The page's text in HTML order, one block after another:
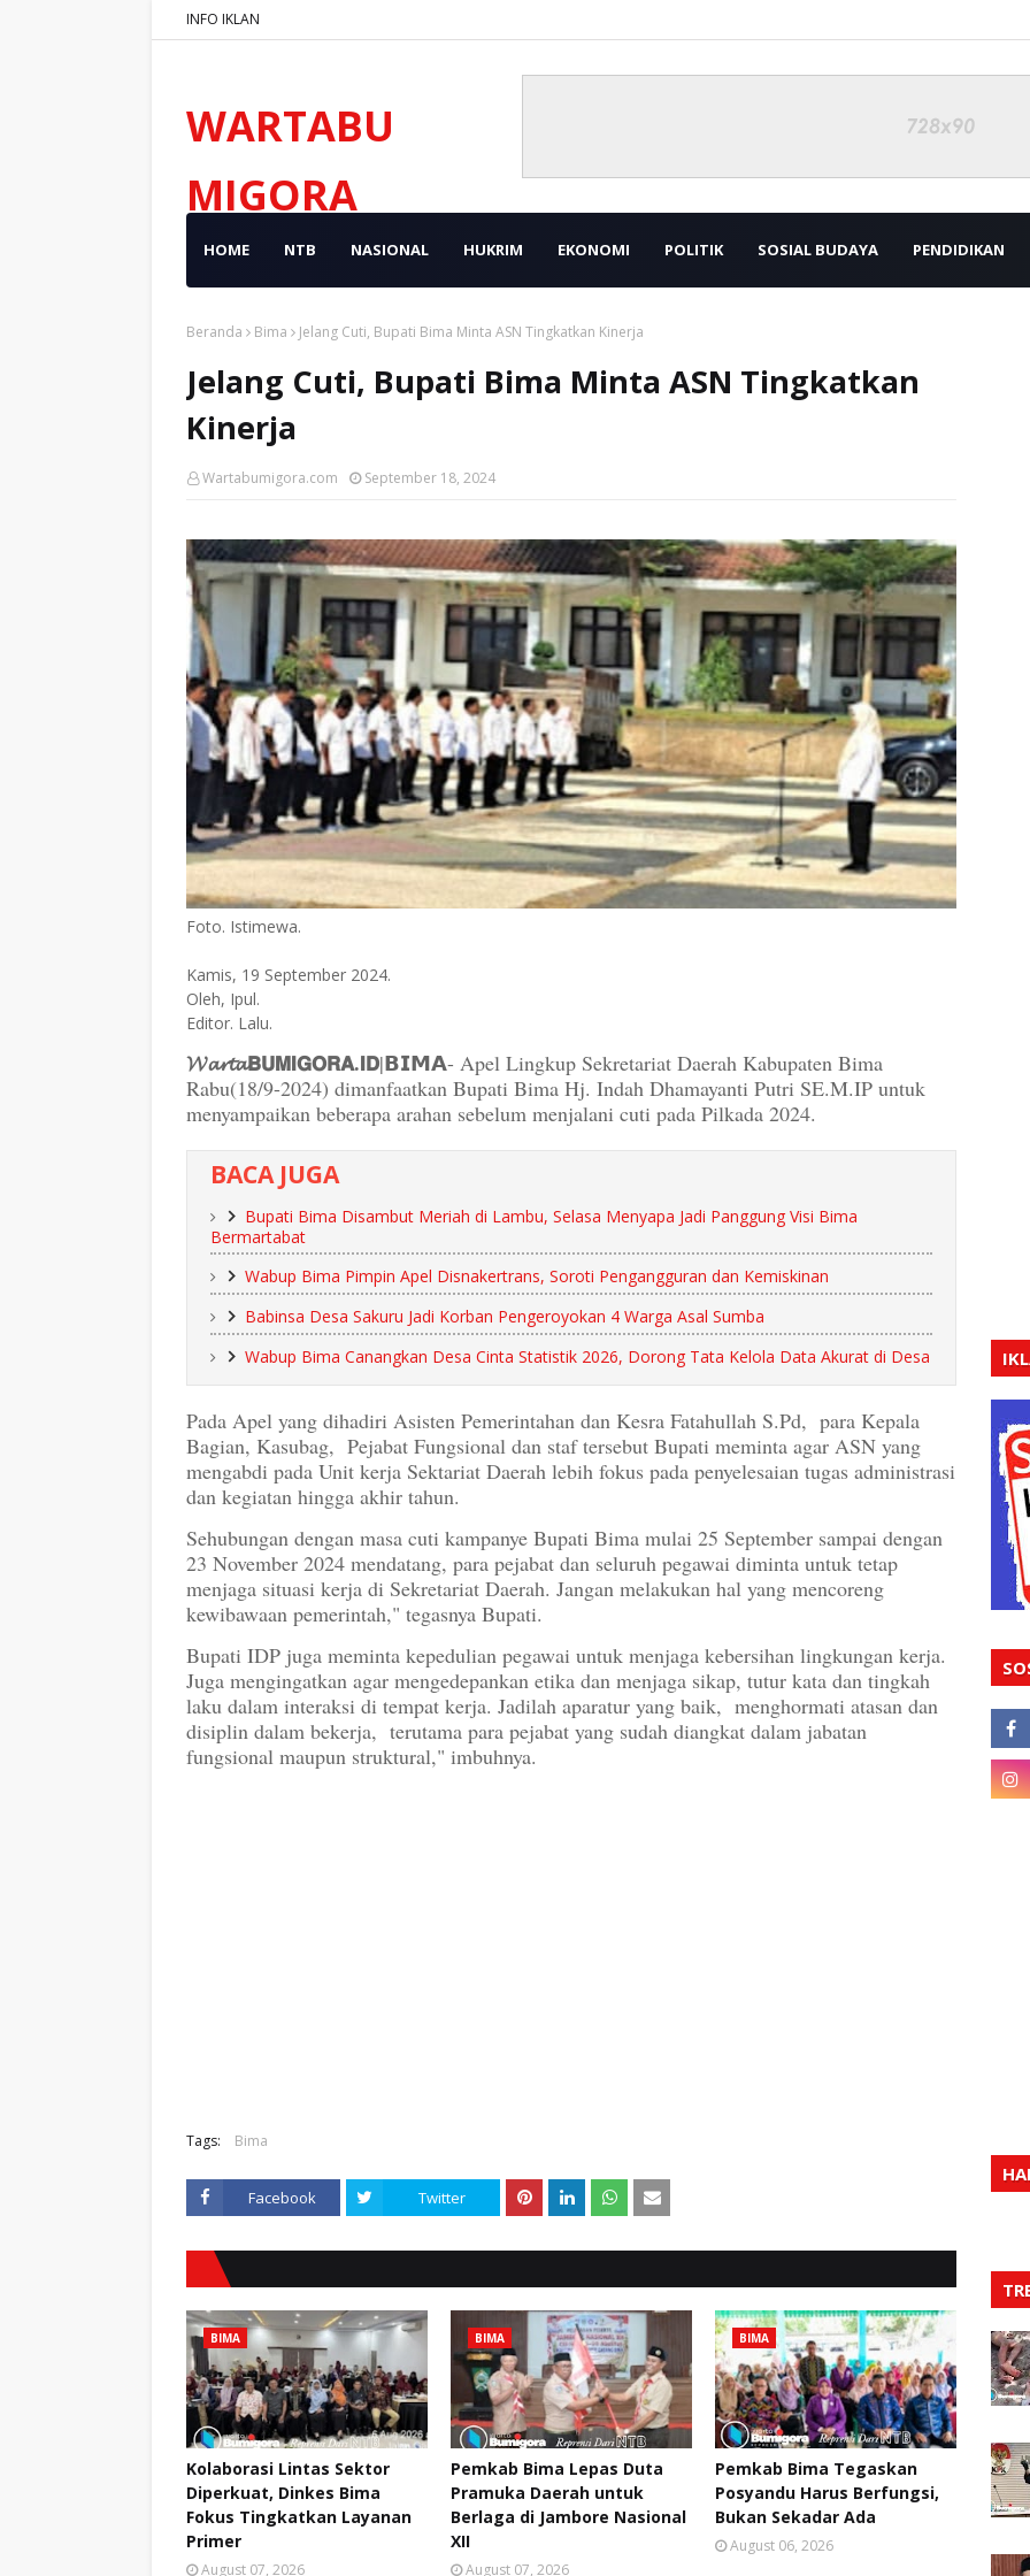
INFO IKLAN
WARTABU
MIGORA
HOME NTB NASIONAL HUKRIM EKONOMI POLITIK SOSIAL BUDAYA PENDIDIKAN
Beranda Bima Jelang Cuti, Bupati Bima Minta ASN Tingkatkan Kinerja
Jelang Cuti, Bupati Bima Minta ASN Tingkatkan
Kinerja
Wartabumigora.com September 18, 2024
Foto. Istimewa.
Kamis, 19 September 2024.
Oleh, Ipul.
Editor. Lalu.
𝓦𝓪𝓻𝓽𝓪𝗕𝗨𝗠𝗜𝗚𝗢𝗥𝗔.𝗜𝗗|𝗕𝗜𝗠𝗔- Apel Lingkup Sekretariat Daerah Kabupaten Bima
Rabu(18/9-2024) dimanfaatkan Bupati Bima Hj. Indah Dhamayanti Putri SE.M.IP untuk
menyampaikan beberapa arahan sebelum menjalani cuti pada Pilkada 2024.
BACA JUGA
Bupati Bima Disambut Meriah di Lambu, Selasa Menyapa Jadi Panggung Visi Bima
Bermartabat
Wabup Bima Pimpin Apel Disnakertrans, Soroti Pengangguran dan Kemiskinan
Babinsa Desa Sakuru Jadi Korban Pengeroyokan 4 Warga Asal Sumba
Wabup Bima Canangkan Desa Cinta Statistik 2026, Dorong Tata Kelola Data Akurat di Desa
Pada Apel yang dihadiri Asisten Pemerintahan dan Kesra Fatahullah S.Pd, para Kepala
Bagian, Kasubag, Pejabat Fungsional dan staf tersebut Bupati meminta agar ASN yang
mengabdi pada Unit kerja Sektariat Daerah lebih fokus pada penyelesaian tugas administrasi
dan kegiatan hingga akhir tahun.
Sehubungan dengan masa cuti kampanye Bupati Bima mulai 25 September sampai dengan
23 November 2024 mendatang, para pejabat dan seluruh pegawai diminta untuk tetap
menjaga situasi kerja di Sekretariat Daerah. Jangan melakukan hal yang mencoreng
kewibawaan pemerintah," tegasnya Bupati.
Bupati IDP juga meminta kepedulian pegawai untuk menjaga kebersihan lingkungan kerja.
Juga mengingatkan agar mengedepankan etika dan menjaga sikap, tutur kata dan tingkah
laku dalam interaksi di tempat kerja. Jadilah aparatur yang baik, menghormati atasan dan
disiplin dalam bekerja, terutama para pejabat yang sudah diangkat dalam jabatan
fungsional maupun struktural," imbuhnya.
Tags: Bima
Facebook Twitter
BIMA
Kolaborasi Lintas Sektor
Diperkuat, Dinkes Bima
Fokus Tingkatkan Layanan
Primer
August 07, 2026
BIMA
Pemkab Bima Lepas Duta
Pramuka Daerah untuk
Berlaga di Jambore Nasional
XII
August 07, 2026
BIMA
Pemkab Bima Tegaskan
Posyandu Harus Berfungsi,
Bukan Sekadar Ada
August 06, 2026